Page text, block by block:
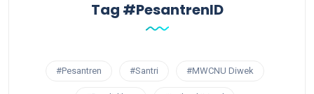
Tag #PesantrenID
#Pesantren #Santri #MWCNU Diwek